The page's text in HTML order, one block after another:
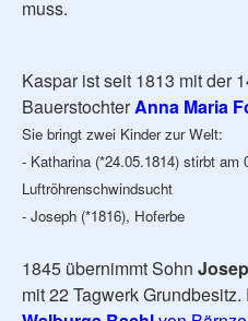
muss.
Kaspar ist seit 1813 mit der
BauerstochterAnna Maria
Sie bringt zwei Kinder zur Welt:
- Katharina (*24.05.1814) stirbt am
Luftröhrenschwindsucht
- Joseph (*1816), Hoferbe
1845 übernimmt Sohn
mit 22 Tagwerk